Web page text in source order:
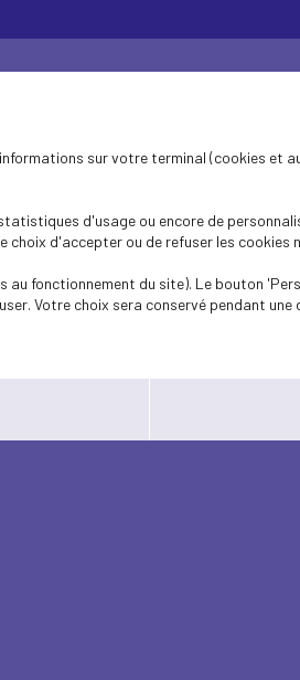
© Medef
sur votre terminal (cookies et
d'usage ou encore de
d'accepter ou de refuser les
fonctionnement du site). Le bouton
Votre choix sera conservé pendant une